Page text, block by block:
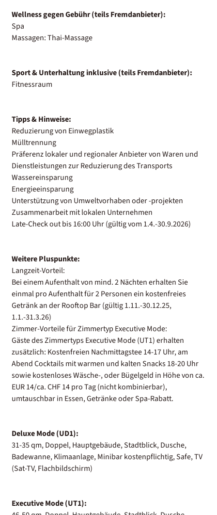
Wellness gegen Gebühr (teils Fremdanbieter):
Spa
Massagen: Thai-Massage
Sport & Unterhaltung inklusive (teils Fremdanbieter):
Fitnessraum
Tipps & Hinweise:
Reduzierung von Einwegplastik
Mülltrennung
Präferenz lokaler und regionaler Anbieter von Waren und
Dienstleistungen zur Reduzierung des Transports
Wassereinsparung
Energieeinsparung
Unterstützung von Umweltvorhaben oder -projekten
Zusammenarbeit mit lokalen Unternehmen
Late-Check out bis 16:00 Uhr (gültig vom 1.4.-30.9.2026)
Weitere Pluspunkte:
Langzeit-Vorteil:
Bei einem Aufenthalt von mind. 2 Nächten erhalten Sie
einmal pro Aufenthalt für 2 Personen ein kostenfreies
Getränk an der Rooftop Bar (gültig 1.11.-30.12.25,
1.1.-31.3.26)
Zimmer-Vorteile für Zimmertyp Executive Mode:
Gäste des Zimmertyps Executive Mode (UT1) erhalten
zusätzlich: Kostenfreien Nachmittagstee 14-17 Uhr, am
Abend Cocktails mit warmen und kalten Snacks 18-20 Uhr
sowie kostenloses Wäsche-, oder Bügelgeld in Höhe von ca.
EUR 14/ca. CHF 14 pro Tag (nicht kombinierbar),
umtauschbar in Essen, Getränke oder Spa-Rabatt.
Deluxe Mode (UD1):
31-35 qm, Doppel, Hauptgebäude, Stadtblick, Dusche,
Badewanne, Klimaanlage, Minibar kostenpflichtig, Safe, TV
(Sat-TV, Flachbildschirm)
Executive Mode (UT1):